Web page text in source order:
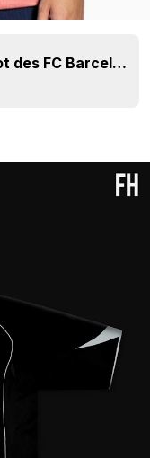
Drittes Trikot des FC Barcelona 25-26 vorgestellt